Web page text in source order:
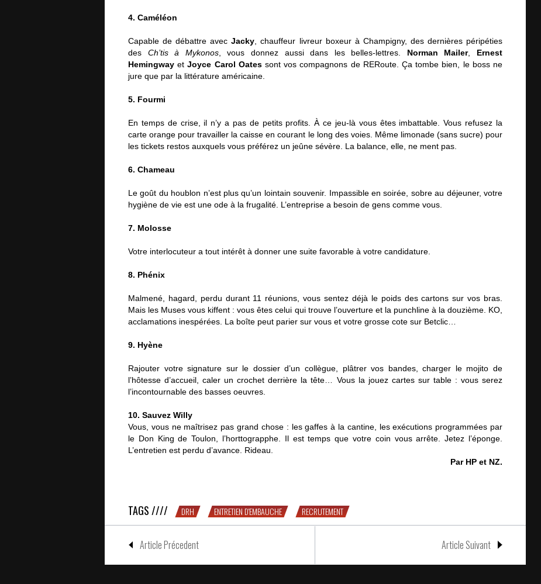
4. Caméléon
Capable de débattre avecJacky , chauffeur livreur boxeur à Champigny, des dernières péripéties
des Ch’tis à Mykonos, vous donnez aussi dans les belles-lettres. Norman Mailer, Ernest
Hemingway etJoyce Carol Oatessont vos compagnons de RERoute. Ça tombe bien, le boss ne
jure que par la littérature américaine.
5. Fourmi
En temps de crise, il n’y a pas de petits profits. À ce jeu-là vous êtes imbattable. Vous refusez la
carte orange pour travailler la caisse en courant le long des voies. Même limonade (sans sucre) pour
les tickets restos auxquels vous préférez un jeûne sévère. La balance, elle, ne ment pas.
6. Chameau
Le goût du houblon n’est plus qu’un lointain souvenir. Impassible en soirée, sobre au déjeuner, votre
hygiène de vie est une ode à la frugalité. L’entreprise a besoin de gens comme vous.
7. Molosse
Votre interlocuteur a tout intérêt à donner une suite favorable à votre candidature.
8. Phénix
Malmené, hagard, perdu durant 11 réunions, vous sentez déjà le poids des cartons sur vos bras.
Mais les Muses vous kiffent : vous êtes celui qui trouve l’ouverture et la punchline à la douzième. KO,
acclamations inespérées. La boîte peut parier sur vous et votre grosse cote sur Betclic…
9. Hyène
Rajouter votre signature sur le dossier d’un collègue, plâtrer vos bandes, charger le mojito de
l’hôtesse d’accueil, caler un crochet derrière la tête… Vous la jouez cartes sur table : vous serez
l’incontournable des basses oeuvres.
10. Sauvez Willy
Vous, vous ne maîtrisez pas grand chose : les gaffes à la cantine, les exécutions programmées par
le Don King de Toulon, l’horttograpphe. Il est temps que votre coin vous arrête. Jetez l’éponge.
L’entretien est perdu d’avance. Rideau.
Par HP et NZ.
TAGS //// DRH ENTRETIEN D'EMBAUCHE RECRUTEMENT
Article Précedent Article Suivant